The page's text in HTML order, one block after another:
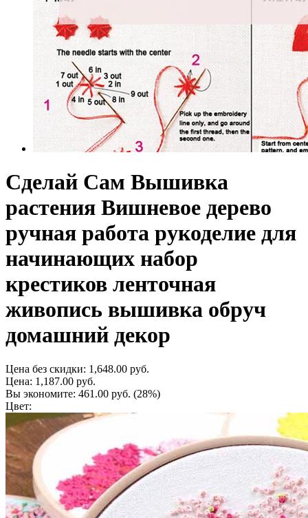
Сделай Сам Вышивка
растения Вишневое дерево
ручная работа рукоделие для
начинающих набор
крестиков ленточная
живопись вышивка обруч
домашний декор
Цена без скидки: 1,648.00 руб.
Цена: 1,187.00 руб.
Вы экономите: 461.00 руб. (28%)
Цвет: